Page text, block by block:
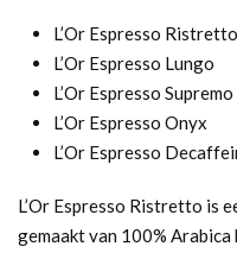
L’Or Espresso Ristretto
L’Or Espresso Lungo
L’Or Espresso Supremo
L’Or Espresso Onyx
L’Or Espresso
L’Or Espresso Ristretto is
gemaakt van 100%